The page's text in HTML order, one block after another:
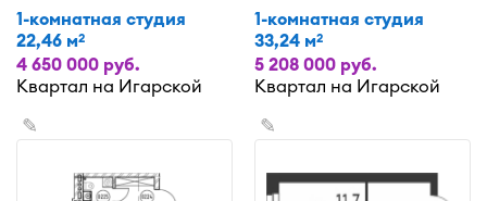
1-комнатная студия
22,46 м2
4 650 000 руб.
Квартал на Игарской
1-комнатная студия
33,24 м2
5 208 000 руб.
Квартал на Игарской
✎ ✎